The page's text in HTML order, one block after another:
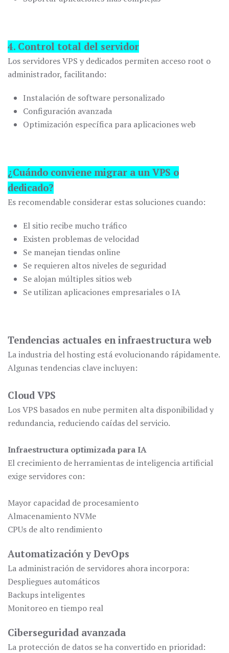
4. Control total del servidor
Los servidores VPS y dedicados permiten acceso root o
administrador, facilitando:
Instalación de software personalizado
Configuración avanzada
Optimización específica para aplicaciones web
¿Cuándo conviene migrar a un VPS o
dedicado?
Es recomendable considerar estas soluciones cuando:
El sitio recibe mucho tráfico
Existen problemas de velocidad
Se manejan tiendas online
Se requieren altos niveles de seguridad
Se alojan múltiples sitios web
Se utilizan aplicaciones empresariales o IA
Tendencias actuales en infraestructura web
La industria del hosting está evolucionando rápidamente.
Algunas tendencias clave incluyen:
Cloud VPS
Los VPS basados en nube permiten alta disponibilidad y
redundancia, reduciendo caídas del servicio.
Infraestructura optimizada para IA
El crecimiento de herramientas de inteligencia artificial
exige servidores con:
Mayor capacidad de procesamiento
Almacenamiento NVMe
CPUs de alto rendimiento
Automatización y DevOps
La administración de servidores ahora incorpora:
Despliegues automáticos
Backups inteligentes
Monitoreo en tiempo real
Ciberseguridad avanzada
La protección de datos se ha convertido en prioridad: